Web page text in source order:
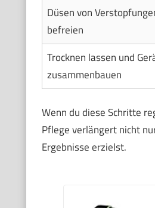
Düsen von
befreien
Trocknen lassen und
zusammenbauen
Wenn du diese Schritte
Pflege verlängert nicht
Ergebnisse erzielst.